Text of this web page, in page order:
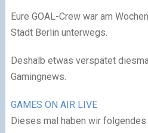
Eure GOAL-Crew war am
Stadt Berlin unterwegs.
Deshalb etwas verspätet
Gamingnews.
GAMES ON AIR LIVE
Dieses mal haben wir folgendes